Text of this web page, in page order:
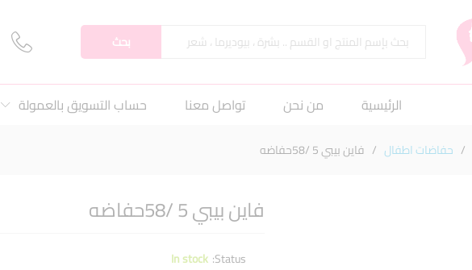
الكل بحث
الرئيسية من نحن تواصل معنا حساب التسويق بالعمولة
/ حفاضات اطفال / فاين بيبي 5 /58حفاضه
فاين بيبي 5 /58حفاضه
Status:
In stock